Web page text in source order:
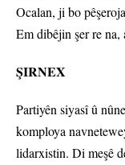
Ocalan, ji bo
Em dibêjin şer re
ŞIRNEX
Partiyên siyasî û
komploya
lidarxistin. Di meşê